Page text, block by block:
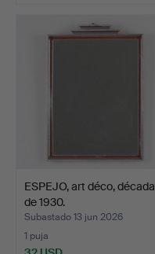
ESPEJO, art déco, década
de 1930.
Subastado 13 jun 2026
1 puja